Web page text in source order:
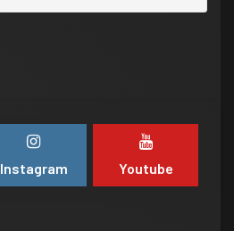
Instagram Youtube